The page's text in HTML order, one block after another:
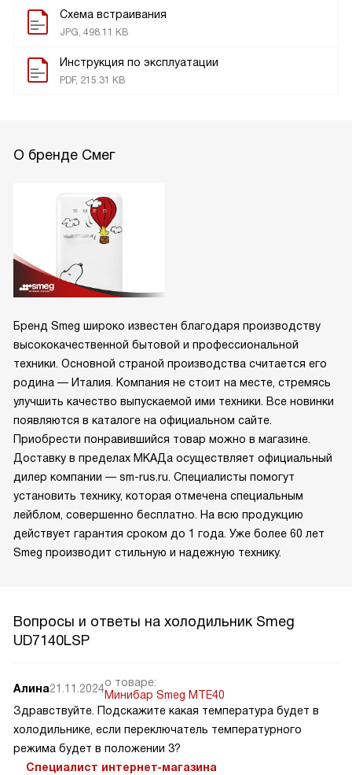
Схема встраивания
JPG, 498.11 KB
Инструкция по эксплуатации
PDF, 215.31 KB
О бренде Смег
Бренд Smeg широко известен благодаря производству
высококачественной бытовой и профессиональной
техники. Основной страной производства считается его
родина — Италия. Компания не стоит на месте, стремясь
улучшить качество выпускаемой ими техники. Все новинки
появляются в каталоге на официальном сайте.
Приобрести понравившийся товар можно в магазине.
Доставку в пределах МКАДа осуществляет официальный
дилер компании — sm-rus.ru. Специалисты помогут
установить технику, которая отмечена специальным
лейблом, совершенно бесплатно. На всю продукцию
действует гарантия сроком до 1 года. Уже более 60 лет
Smeg производит стильную и надежную технику.
Вопросы и ответы на холодильник Smeg
UD7140LSP
Алина21.11.2024о товаре:
Минибар Smeg MTE40
Здравствуйте. Подскажите какая температура будет в
холодильнике, если переключатель температурного
режима будет в положении 3?
Специалист интернет-магазина